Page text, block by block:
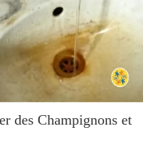
des Champignons et